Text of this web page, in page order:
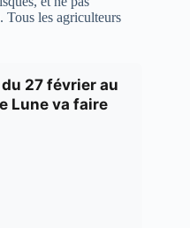
Tous les agriculteurs
27 février au
Lune va faire